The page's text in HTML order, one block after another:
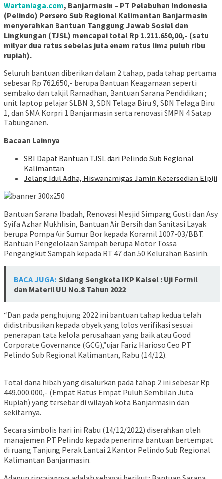
Wartaniaga.com, Banjarmasin – PT Pelabuhan Indonesia
(Pelindo) Persero Sub Regional Kalimantan Banjarmasin
menyerahkan Bantuan Tanggung Jawab Sosial dan
Lingkungan (TJSL) mencapai total Rp 1.211.650,00,- (satu
milyar dua ratus sebelas juta enam ratus lima puluh ribu
rupiah).
Seluruh bantuan diberikan dalam 2 tahap, pada tahap pertama
sebesar Rp 762.650,- berupa Bantuan Keagamaan seperti
sembako dan takjil Ramadhan, Bantuan Sarana Pendidikan ;
unit laptop pelajar SLBN 3, SDN Telaga Biru 9, SDN Telaga Biru
1, dan SMA Korpri 1 Banjarmasin serta renovasi SMPN 4 Satap
Tabunganen.
Bacaan Lainnya
SBI Dapat Bantuan TJSL dari Pelindo Sub Regional
Kalimantan
Jelang Idul Adha, Hiswanamigas Jamin Ketersedian Elpiji
Bantuan Sarana Ibadah, Renovasi Mesjid Simpang Gusti dan Asy
Syifa Azhar Mukhlisin, Bantuan Air Bersih dan Sanitasi Layak
berupa Pompa Air Sumur Bor kepada Koramil 1007-03/BBT.
Bantuan Pengelolaan Sampah berupa Motor Tossa
Pengangkut Sampah kepada RT 47 dan 50 Kelurahan Basirih.
BACA JUGA: Sidang Sengketa IKP Kalsel : Uji Formil
dan Materil UU No.8 Tahun 2022
“Dan pada penghujung 2022 ini bantuan tahap kedua telah
didistribusikan kepada obyek yang lolos verifikasi sesuai
penerapan tata kelola perusahaan yang baik atau Good
Corporate Governance (GCG),”ujar Fariz Harioso Ceo PT
Pelindo Sub Regional Kalimantan, Rabu (14/12).
Total dana hibah yang disalurkan pada tahap 2 ini sebesar Rp
449.000.000,- (Empat Ratus Empat Puluh Sembilan Juta
Rupiah) yang tersebar di wilayah kota Banjarmasin dan
sekitarnya.
Secara simbolis hari ini Rabu (14/12/2022) diserahkan oleh
manajemen PT Pelindo kepada penerima bantuan bertempat
di ruang Tanjung Perak Lantai 2 Kantor Pelindo Sub Regional
Kalimantan Banjarmasin.